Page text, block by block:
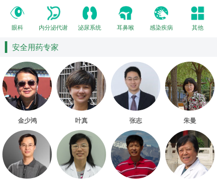
眼科 内分泌代谢 泌尿系统 耳鼻喉 感染疾病 其他
安全用药专家
金少鸿 叶真 张志 朱曼